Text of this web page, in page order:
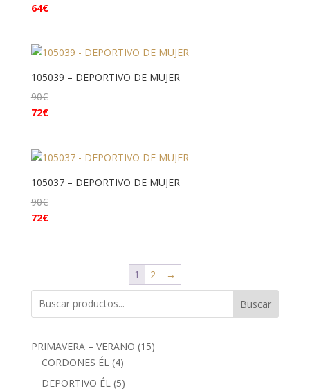
64€
105039 – DEPORTIVO DE MUJER
90€
72€
105037 – DEPORTIVO DE MUJER
90€
72€
1 2 →
Buscar
PRIMAVERA – VERANO 1515
CORDONES ÉL 44
productos
DEPORTIVO ÉL 55